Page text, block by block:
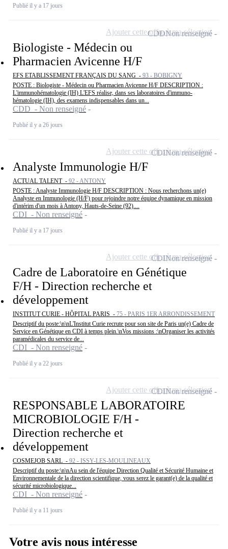
Publié il y a 17 jours
Biologiste - Médecin ou
Pharmacien Avicenne H/F
EFS ETABLISSEMENT FRANÇAIS DU SANG - 93 - BOBIGNY
POSTE : Biologiste - Médecin ou Pharmacien Avicenne H/F DESCRIPTION :
L'immunohématologie (IH) L'EFS réalise, dans ses laboratoires d'immuno-
hématologie (IH), des examens indispensables dans un...
CDD - Non renseigné
Publié il y a 26 jours
CDDNon renseigné
Ajouter cette offre à ma sélection
Analyste Immunologie H/F
ACTUAL TALENT - 92 - ANTONY
POSTE : Analyste Immunologie H/F DESCRIPTION : Nous recherchons un(e)
Analyste en Immunologie (H/F) pour rejoindre notre équipe dynamique en mission
d'intérim d'un mois à Antony, Hauts-de-Seine (92)....
CDI - Non renseigné
Publié il y a 17 jours
CDINon renseigné
Ajouter cette offre à ma sélection
Cadre de Laboratoire en Génétique
F/H - Direction recherche et
développement
INSTITUT CURIE - HÔPITAL PARIS - 75 - PARIS 1ER ARRONDISSEMENT
Descriptif du poste:\n\nL'Institut Curie recrute pour son site de Paris un(e) Cadre de
Service en Génétique en CDI à temps plein.\nVos missions :\nOrganiser les activités
paramédicales du service de...
CDI - Non renseigné
Publié il y a 22 jours
CDINon renseigné
Ajouter cette offre à ma sélection
RESPONSABLE LABORATOIRE
MICROBIOLOGIE F/H -
Direction recherche et
développement
COSMEJOB SARL - 92 - ISSY-LES-MOULINEAUX
Descriptif du poste:\n\nAu sein de l'équipe Direction Qualité et Sécurité Humaine et
Environnementale de la direction scientifique, vous serez le garant(e) de la qualité et
sécurité microbiologique...
CDI - Non renseigné
Publié il y a 11 jours
CDINon renseigné
Ajouter cette offre à ma sélection
Votre avis nous intéresse